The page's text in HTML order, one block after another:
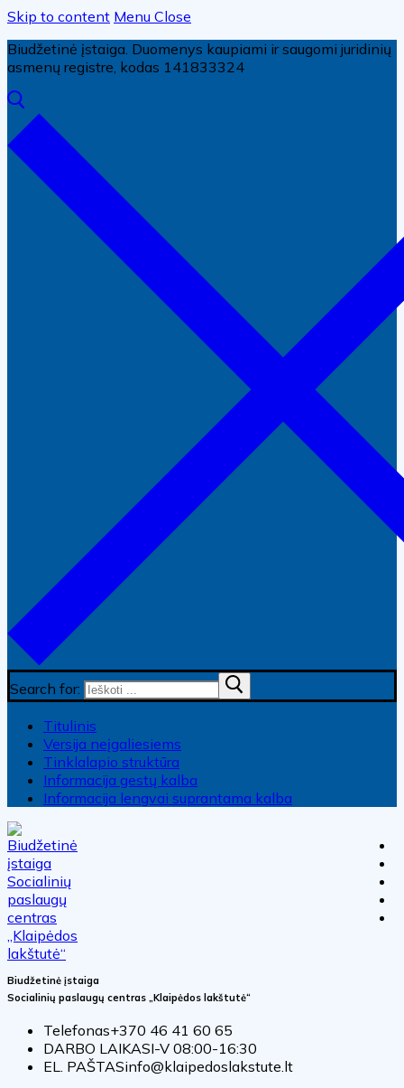
Skip to content Menu Close
Biudžetinė įstaiga. Duomenys kaupiami ir saugomi juridinių
asmenų registre, kodas 141833324
Search for:
Titulinis
Versija neįgaliesiems
Tinklalapio struktūra
Informacija gestų kalba
Informacija lengvai suprantama kalba
Biudžetinė įstaiga
Socialinių paslaugų centras „Klaipėdos lakštutė“
Telefonas+370 46 41 60 65
DARBO LAIKASI-V 08:00-16:30
EL. PAŠTASinfo@klaipedoslakstute.lt